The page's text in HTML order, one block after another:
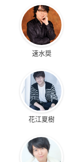
速水奨
花江夏樹